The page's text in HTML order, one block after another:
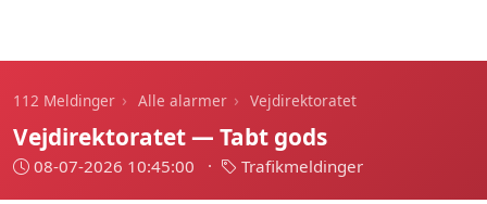
112 Meldinger › Alle alarmer › Vejdirektoratet
Vejdirektoratet — Tabt gods
08-07-2026 10:45:00 · Trafikmeldinger